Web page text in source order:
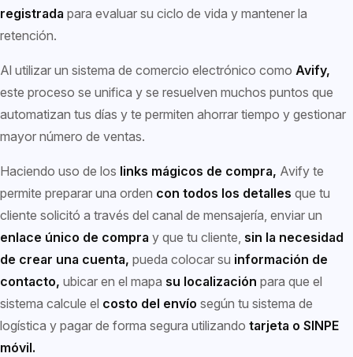
registrada para evaluar su ciclo de vida y mantener la
retención.
Al utilizar un sistema de comercio electrónico como Avify,
este proceso se unifica y se resuelven muchos puntos que
automatizan tus días y te permiten ahorrar tiempo y gestionar
mayor número de ventas.
Haciendo uso de los links mágicos de compra, Avify te
permite preparar una orden con todos los detalles que tu
cliente solicitó a través del canal de mensajería, enviar un
enlace único de compra y que tu cliente, sin la necesidad
de crear una cuenta, pueda colocar su información de
contacto, ubicar en el mapa su localización para que el
sistema calcule el costo del envío según tu sistema de
logística y pagar de forma segura utilizando tarjeta o SINPE
móvil.